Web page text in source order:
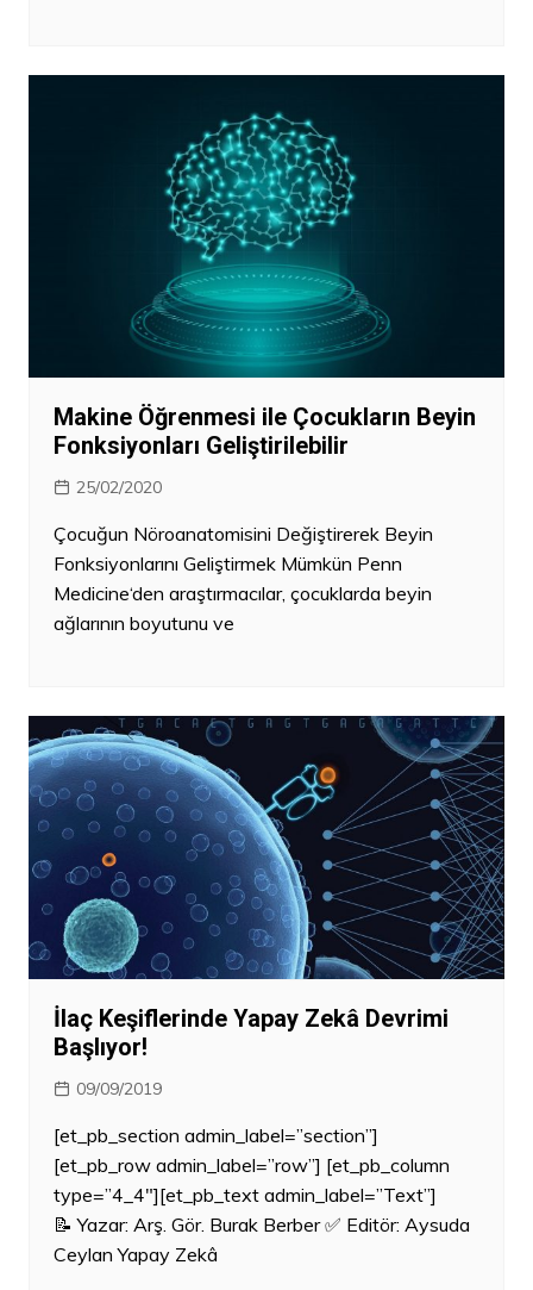
Makine Öğrenmesi ile Çocukların Beyin
Fonksiyonları Geliştirilebilir
25/02/2020
Çocuğun Nöroanatomisini Değiştirerek Beyin
Fonksiyonlarını Geliştirmek Mümkün Penn
Medicine‘den araştırmacılar, çocuklarda beyin
ağlarının boyutunu ve
İlaç Keşiflerinde Yapay Zekâ Devrimi
Başlıyor!
09/09/2019
[et_pb_section admin_label=”section”]
[et_pb_row admin_label=”row”] [et_pb_column
type=”4_4″][et_pb_text admin_label=”Text”]
📝 Yazar: Arş. Gör. Burak Berber ✅ Editör: Aysuda
Ceylan Yapay Zekâ